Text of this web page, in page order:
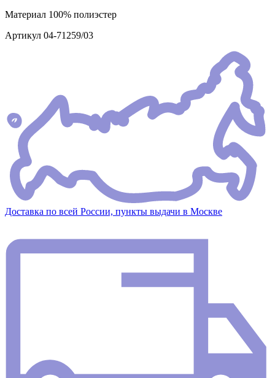
Материал 100% полиэстер
Артикул 04-71259/03
Доставка по всей России, пункты выдачи в Москве